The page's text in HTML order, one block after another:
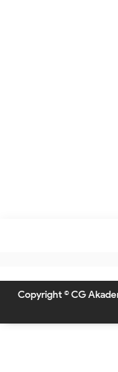
Copyright © CG